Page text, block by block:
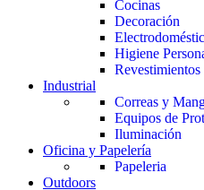
Cocinas
Decoración
Higiene
Revestimientos
Industrial
Correas y
Equipos de
Iluminación
Oficina y Papelería
Papeleria
Outdoors